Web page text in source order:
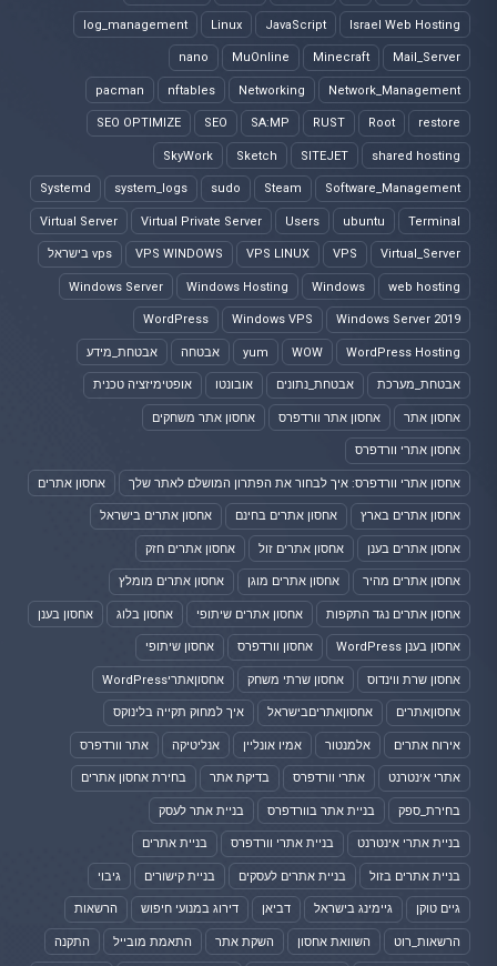
Israel Web Hosting
JavaScript
Linux
log_management
Mail_Server
Minecraft
MuOnline
nano
Network_Management
Networking
nftables
pacman
restore
Root
RUST
SA:MP
SEO
SEO OPTIMIZE
shared hosting
SITEJET
Sketch
SkyWork
Software_Management
Steam
sudo
system_logs
Systemd
Terminal
ubuntu
Users
Virtual Private Server
Virtual Server
Virtual_Server
VPS
VPS LINUX
VPS WINDOWS vps בישראל
web hosting
Windows
Windows Hosting
Windows Server
Windows Server 2019
Windows VPS
WordPress
WordPress Hosting
WOW
yum אבטחה אבטחת_מידע
אבטחת_מערכת אבטחת_נתונים אובונטו אופטימיזציה טכנית
אחסון אתר אחסון אתר וורדפרס אחסון אתר משחקים
אחסון אתרי וורדפרס
אחסון אתרי וורדפרס: איך לבחור את הפתרון המושלם לאתר שלך אחסון אתרים
אחסון אתרים בארץ אחסון אתרים בחינם אחסון אתרים בישראל
אחסון אתרים בענן אחסון אתרים זול אחסון אתרים חזק
אחסון אתרים מהיר אחסון אתרים מוגן אחסון אתרים מומלץ
אחסון אתרים נגד התקפות אחסון אתרים שיתופי אחסון בלוג אחסון בענן
אחסון בענן WordPress אחסון וורדפרס אחסון שיתופי
אחסון שרת ווינדוס אחסון שרתי משחק אחסוןאתריWordPress
אחסוןאתרים אחסוןאתריםבישראל איך למחוק תקייה בלינוקס
אירוח אתרים אלמנטור אמיו אונליין אנליטיקה אתר וורדפרס
אתרי אינטרנט אתרי וורדפרס בדיקת אתר בחירת אחסון אתרים
בחירת_ספק בניית אתר בוורדפרס בניית אתר לעסק
בניית אתרי אינטרנט בניית אתרי וורדפרס בניית אתרים
בניית אתרים בזול בניית אתרים לעסקים בניית קישורים גיבוי
גיים טוקן גיימינג בישראל דביאן דירוג במנועי חיפוש הרשאות
הרשאות_רוט השוואת אחסון השקת אתר התאמת מובייל התקנה